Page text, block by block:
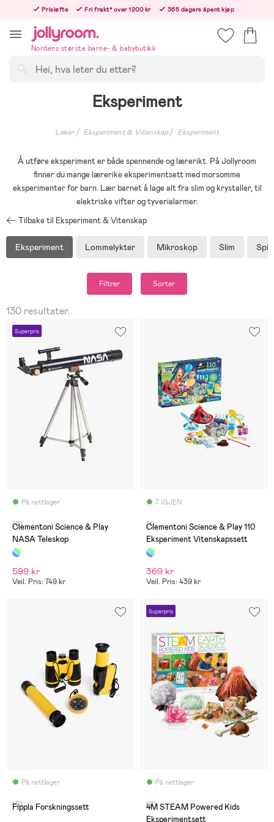
innehållet
Prisløfte Fri frakt* over 1200 kr
365 dagers åpent kjøp
Nordens største barne- & babybutikk
Eksperiment
Leker Eksperiment & Vitenskap Eksperiment
Å utføre eksperiment er både spennende og lærerikt. På Jollyroom
finner du mange lærerike eksperimentsett med morsomme
eksperimenter for barn. Lær barnet å lage alt fra slim og krystaller, til
elektriske vifter og tyverialarmer.
Tilbake til Eksperiment & Vitenskap
Eksperiment Lommelykter Mikroskop Slim
Filtrer Sorter
130 resultater.
Superpris
På nettlager
(0)
Clementoni Science & Play
NASA Teleskop
599 kr
Veil. Pris: 749 kr
7 IGJEN
(1)
Clementoni Science & Play 110
Eksperiment Vitenskapssett
369 kr
Veil. Pris: 439 kr
På nettlager
(0)
Fippla Forskningssett
Superpris
På nettlager
(0)
4M STEAM Powered Kids
Eksperimentsett